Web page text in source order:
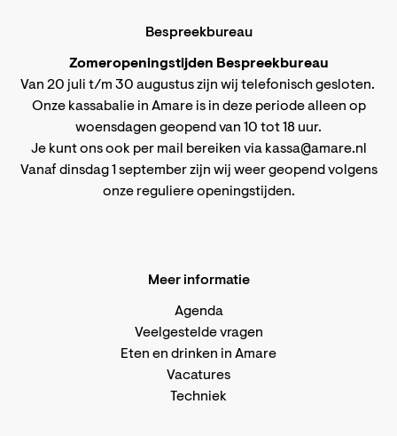
Bespreekbureau
Zomeropeningstijden Bespreekbureau
Van 20 juli t/m 30 augustus zijn wij telefonisch gesloten.
Onze kassabalie in Amare is in deze periode alleen op
woensdagen geopend van 10 tot 18 uur.
Je kunt ons ook per mail bereiken via kassa@amare.nl
Vanaf dinsdag 1 september zijn wij weer geopend volgens
onze reguliere openingstijden.
Meer informatie
Agenda
Veelgestelde vragen
Eten en drinken in Amare
Vacatures
Techniek